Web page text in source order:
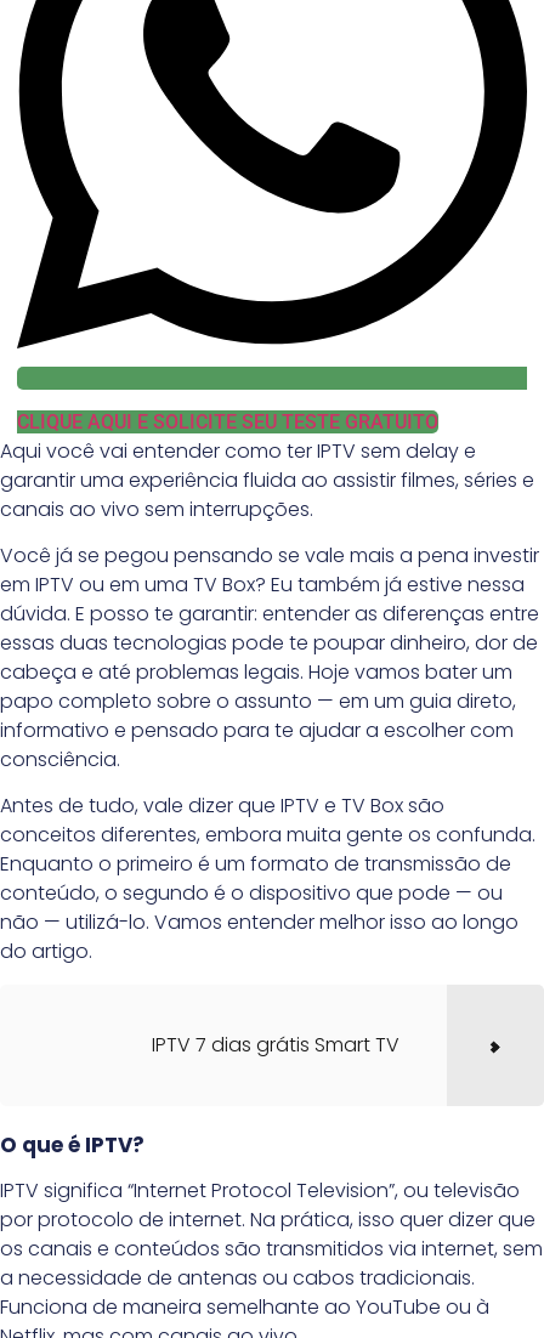
CLIQUE AQUI E SOLICITE SEU TESTE GRATUITO
Aqui você vai entender como ter IPTV sem delay e
garantir uma experiência fluida ao assistir filmes, séries e
canais ao vivo sem interrupções.
Você já se pegou pensando se vale mais a pena investir
em IPTV ou em uma TV Box? Eu também já estive nessa
dúvida. E posso te garantir: entender as diferenças entre
essas duas tecnologias pode te poupar dinheiro, dor de
cabeça e até problemas legais. Hoje vamos bater um
papo completo sobre o assunto — em um guia direto,
informativo e pensado para te ajudar a escolher com
consciência.
Antes de tudo, vale dizer que IPTV e TV Box são
conceitos diferentes, embora muita gente os confunda.
Enquanto o primeiro é um formato de transmissão de
conteúdo, o segundo é o dispositivo que pode — ou
não — utilizá-lo. Vamos entender melhor isso ao longo
do artigo.
IPTV 7 dias grátis Smart TV
O que é IPTV?
IPTV significa “Internet Protocol Television”, ou televisão
por protocolo de internet. Na prática, isso quer dizer que
os canais e conteúdos são transmitidos via internet, sem
a necessidade de antenas ou cabos tradicionais.
Funciona de maneira semelhante ao YouTube ou à